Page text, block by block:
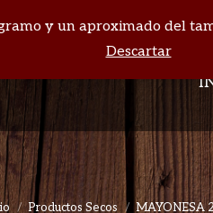
y un aproximado del
Descartar
Estás aquí:
Productos Secos MAYONESA